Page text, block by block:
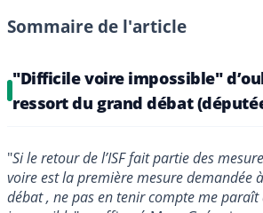
Sommaire de l'article
"Difficile voire impossible"
ressort du grand débat
"Si le retour de l’ISF fait partie des
voire est la première mesure demandée
débat , ne pas en tenir compte me